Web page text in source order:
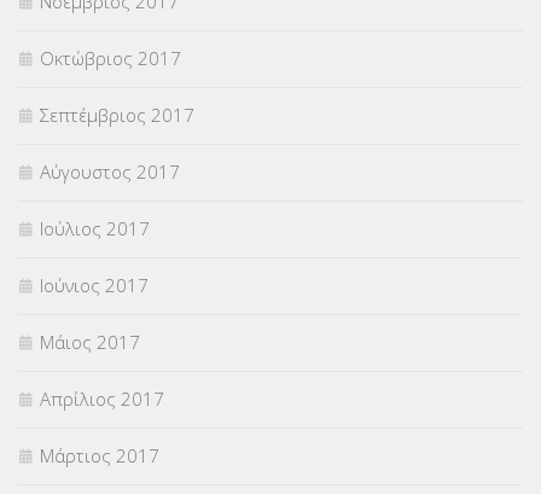
Οκτώβριος 2017
Σεπτέμβριος 2017
Αύγουστος 2017
Ιούλιος 2017
Ιούνιος 2017
Μάιος 2017
Απρίλιος 2017
Μάρτιος 2017